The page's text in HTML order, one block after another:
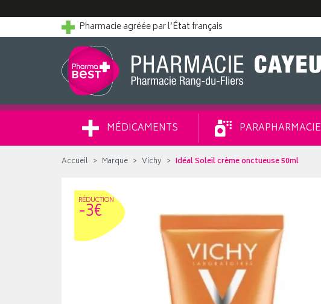
Pharmacie agréée par l’État français
MÉDICAMENTS PARAPHARMACIE
Accueil Marque Vichy Idéal Soleil crème onctueuse 50ml
RÉDUCTION
-3€